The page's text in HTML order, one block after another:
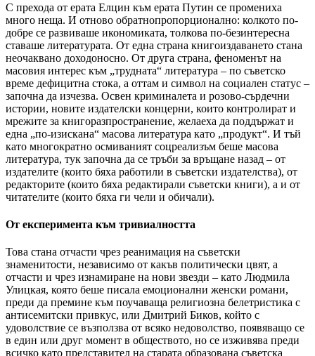
С прехода от ерата Елцин към ерата Путин се промениха
много неща. И отново обратнопропорционално: колкото по-
добре се развиваше икономиката, толкова по-безинтересна
ставаше литературата. От една страна книгоиздаването стана
неочаквано доходоносно. От друга страна, феноменът на
масовия интерес към „трудната“ литература – по съветско
време дефицитна стока, а оттам и символ на социален статус –
започна да изчезва. Освен криминалета и розово-сърдечни
истории, новите издателски концерни, които контролират и
мрежите за книгоразпространение, желаеха да поддържат и
една „по-изискана“ масова литература като „продукт“. И тъй
като многократно осмиваният соцреализъм беше масова
литература, тук започна да се тръби за връщане назад – от
издателите (които бяха работили в съветски издателства), от
редакторите (които бяха редактирали съветски книги), а и от
читателите (които бяха ги чели и обичали).
От експеримента към тривиалността
Това стана отчасти чрез реанимация на съветски
знаменитости, независимо от какъв политически цвят, а
отчасти и чрез изнамиране на нови звезди – като Людмила
Улицкая, която беше писала емоционални женски романи,
преди да премине към поучаваща религиозна белетристика с
антисемитски привкус, или Дмитрий Биков, който с
удоволствие се възползва от всяко недоволство, появяващо се
в един или друг момент в обществото, но се изживява преди
всичко като представител на старата образована съветска